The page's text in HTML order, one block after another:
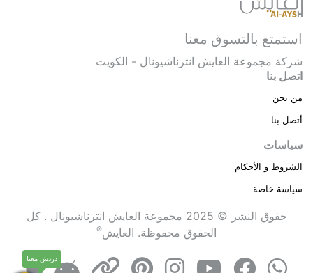
استمتع بالتسوق معنا
شركة مجموعة العايش انترناشيونال - الكويت
اتصل بنا
من نحن
أتصل بنا
سياسات
الشروط و الأحكام
سياسة خاصة
حقوق النشر © 2025 مجموعة العايش انترناشيونال . كل
الحقوق محفوظة. العايش®
دردش معنا